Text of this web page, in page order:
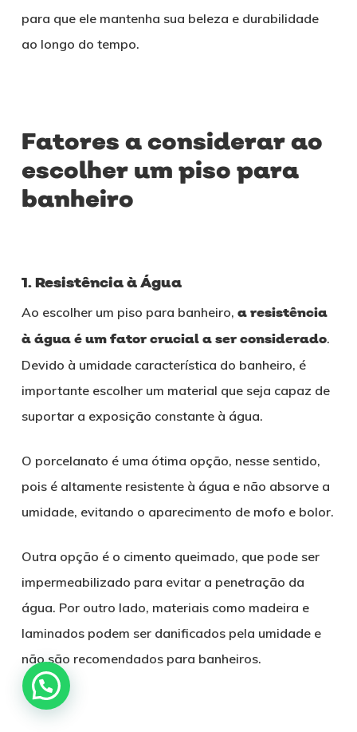
para que ele mantenha sua beleza e durabilidade
ao longo do tempo.
Fatores a considerar ao
escolher um piso para
banheiro
1. Resistência à Água
Ao escolher um piso para banheiro, a resistência
à água é um fator crucial a ser considerado.
Devido à umidade característica do banheiro, é
importante escolher um material que seja capaz de
suportar a exposição constante à água.
O porcelanato é uma ótima opção, nesse sentido,
pois é altamente resistente à água e não absorve a
umidade, evitando o aparecimento de mofo e bolor.
Outra opção é o cimento queimado, que pode ser
impermeabilizado para evitar a penetração da
água. Por outro lado, materiais como madeira e
laminados podem ser danificados pela umidade e
não são recomendados para banheiros.